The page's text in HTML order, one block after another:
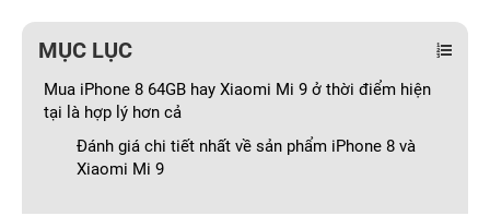
MỤC LỤC
Mua iPhone 8 64GB hay Xiaomi Mi 9 ở thời điểm hiện
tại là hợp lý hơn cả
Đánh giá chi tiết nhất về sản phẩm iPhone 8 và
Xiaomi Mi 9